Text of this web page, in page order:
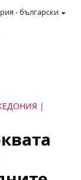
-български